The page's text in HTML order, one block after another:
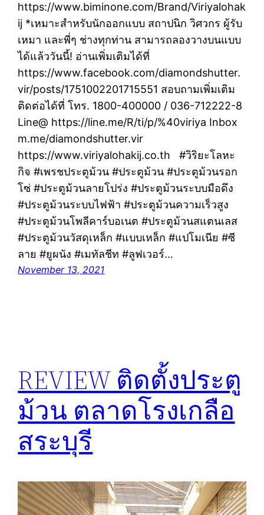
https://www.biminone.com/Brand/Viriyalohak
ij *เหมาะสำหรับนักออกแบบ สถาปนิก วิศวกร ผู้รับ
เหมา และพี่ๆ ช่างทุกท่าน สามารถลองวางบนแบบ
ได้แล้ววันนี้! อ่านเพิ่มเติมได้ที่
https://www.facebook.com/diamondshutter.
vir/posts/1751002201715551 สอบถามเพิ่มเติม
ติดต่อได้ที่ โทร. 1800-400000 / 036-712222-8
Line@ https://line.me/R/ti/p/%40viriya Inbox
m.me/diamondshutter.vir
https://www.viriyalohakij.co.th #วิริยะโลหะ
กิจ #เพรชประตูม้วน #ประตูม้วน #ประตูม้วนรอก
โซ่ #ประตูม้วนลายโปร่ง #ประตูม้วนระบบมือดึง
#ประตูม้วนระบบไฟฟ้า #ประตูม้วนความเร็วสูง
#ประตูม้วนโพลีคาร์บอเนต #ประตูม้วนสแตนเลส
#ประตูม้วนวัสดุเหล็ก #แบบเหล็ก #แปโมเนีย #ซี
ลาย #ยูผนัง #เมทัลชีท #ลูฟเวอร์…
November 13, 2021
REVIEW ติดตั้งประตู
ม้วน ตลาดโรงเกลือ
สระบุรี